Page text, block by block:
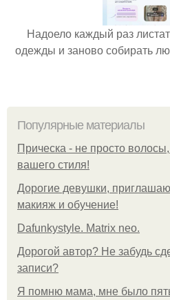
Надоело каждый раз
одежды и заново собирать
Популярные материалы
Прическа - не просто
вашего стиля!
Дорогие девушки,
макияж и обучение!
Dafunkystyle. Matrix neo.
Дорогой автор? Не забудь
записи?
Я помню мама, мне было